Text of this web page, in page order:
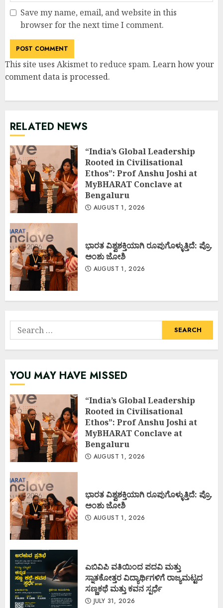
Save my name, email, and website in this
browser for the next time I comment.
This site uses Akismet to reduce spam. Learn how your
comment data is processed.
RELATED NEWS
“India’s Global Leadership
Rooted in Civilisational
Ethos”: Prof Anshu Joshi at
MyBHARAT Conclave at
Bengaluru
AUGUST 1, 2026
ಭಾರತ ವಿಶ್ವಶಕ್ತಿಯಾಗಿ ರೂಪುಗೊಳ್ಳುತ್ತಿದೆ: ಪ್ರೊ.
ಅಂಶು ಜೋಶಿ
AUGUST 1, 2026
Search
for:
YOU MAY HAVE MISSED
“India’s Global Leadership
Rooted in Civilisational
Ethos”: Prof Anshu Joshi at
MyBHARAT Conclave at
Bengaluru
AUGUST 1, 2026
ಭಾರತ ವಿಶ್ವಶಕ್ತಿಯಾಗಿ ರೂಪುಗೊಳ್ಳುತ್ತಿದೆ: ಪ್ರೊ.
ಅಂಶು ಜೋಶಿ
AUGUST 1, 2026
ಎಬಿವಿಪಿ ವತಿಯಿಂದ ಪದವಿ ಮತ್ತು
ಸ್ನಾತಕೋತ್ತರ ವಿದ್ಯಾರ್ಥಿಗಳಿಗೆ ರಾಜ್ಯಮಟ್ಟದ
ಸಣ್ಣಕಥೆ ಮತ್ತು ಕವನ ಸ್ಪರ್ಧೆ
JULY 31, 2026